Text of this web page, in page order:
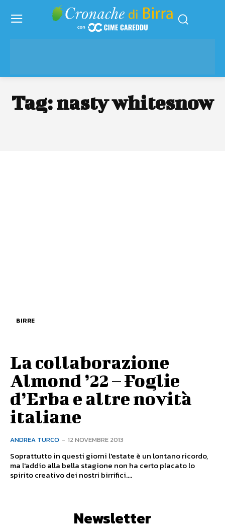
Tag:nasty whitesnow
BIRRE
La collaborazione
Almond ’22 – Foglie
d’Erba e altre novità
italiane
ANDREA TURCO - 12 NOVEMBRE 2013
Soprattutto in questi giorni l'estate è un lontano ricordo,
ma l'addio alla bella stagione non ha certo placato lo
spirito creativo dei nostri birrifici....
Newsletter